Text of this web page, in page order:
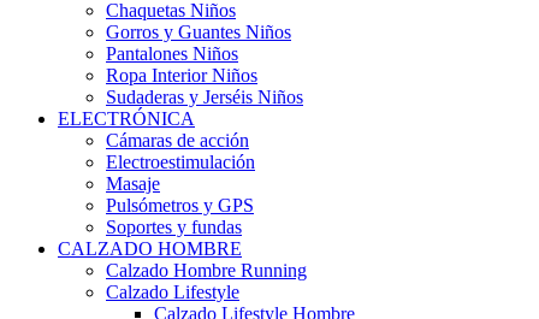
Chaquetas Niños
Gorros y Guantes Niños
Pantalones Niños
Ropa Interior Niños
Sudaderas y Jerséis Niños
ELECTRÓNICA
Cámaras de acción
Electroestimulación
Masaje
Pulsómetros y GPS
Soportes y fundas
CALZADO HOMBRE
Calzado Hombre Running
Calzado Lifestyle
Calzado Lifestyle Hombre